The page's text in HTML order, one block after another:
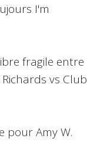
I'm
fragile entre
vs Club
pour Amy W.